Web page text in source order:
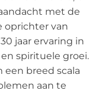
met de
oprichter van
jaar ervaring in
spirituele groei.
een breed scala
aan te